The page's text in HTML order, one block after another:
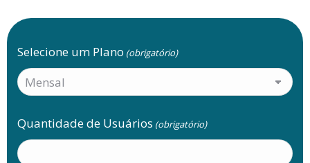
Selecione um Plano (obrigatório)
Quantidade de Usuários (obrigatório)